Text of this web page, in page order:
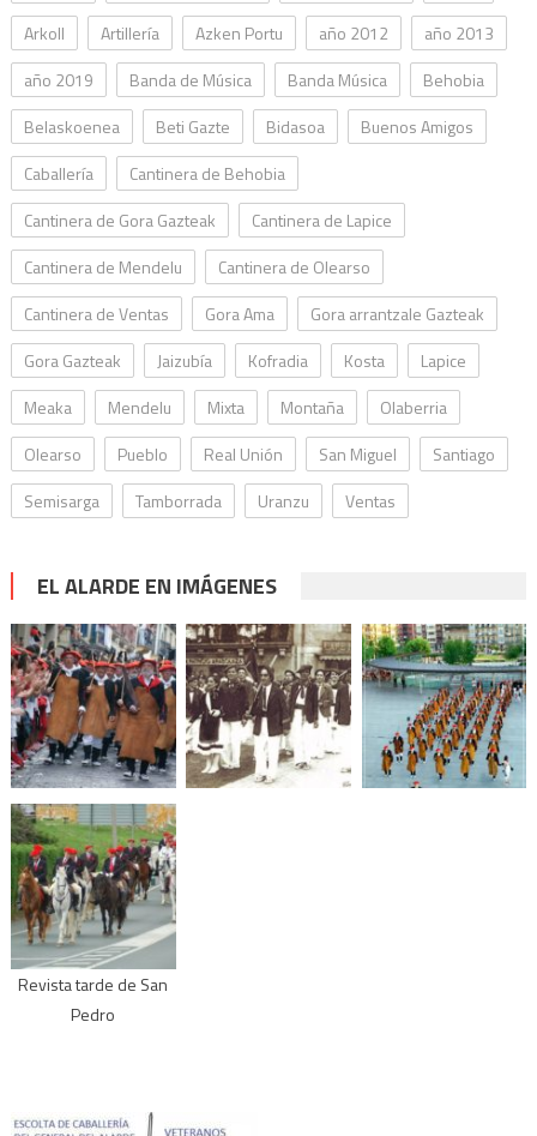
Arkoll
Artillería Azken Portu año 2012
año 2013
año 2019
Banda de Música Banda Música
Behobia
Belaskoenea
Beti Gazte Bidasoa
Buenos Amigos
Caballería
Cantinera de Behobia
Cantinera de Gora Gazteak
Cantinera de Lapice
Cantinera de Mendelu
Cantinera de Olearso
Cantinera de Ventas
Gora Ama
Gora arrantzale Gazteak
Gora Gazteak
Jaizubía Kofradia Kosta
Lapice
Meaka
Mendelu Mixta Montaña
Olaberria
Olearso
Pueblo Real Unión San Miguel
Santiago
Semisarga
Tamborrada Uranzu Ventas
EL ALARDE EN IMÁGENES
Revista tarde de San
Pedro